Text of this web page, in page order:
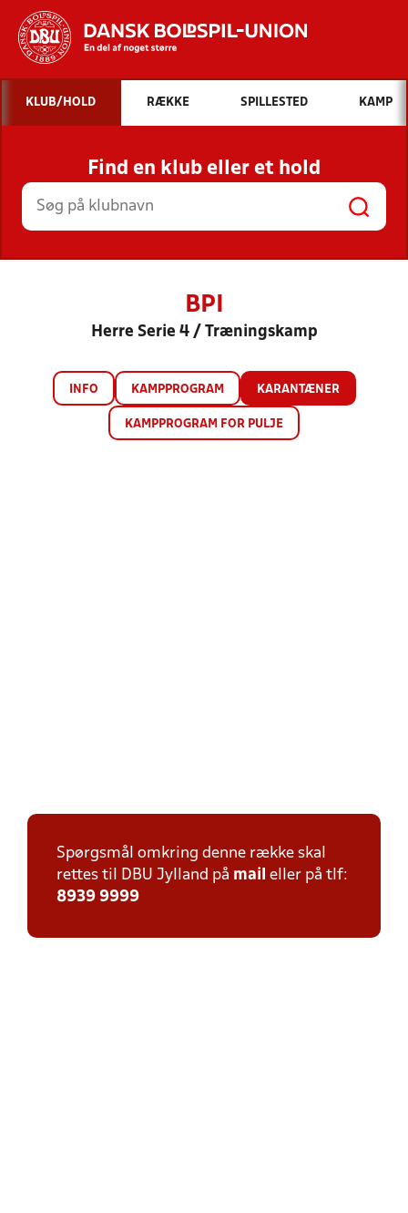
Hvad vil du søge efter?
INDHOLD OG NYHEDER
STILLINGER, RESULTATER, KLUBBER OG
HOLD
KLUB/HOLD RÆKKE SPILLESTED KAMP
Find en klub eller et hold
BPI
Herre Serie 4 / Træningskamp
INFO KAMPPROGRAM KARANTÆNER
KAMPPROGRAM FOR PULJE
Spørgsmål omkring denne række skal
rettes til DBU Jylland på mail eller på tlf:
8939 9999